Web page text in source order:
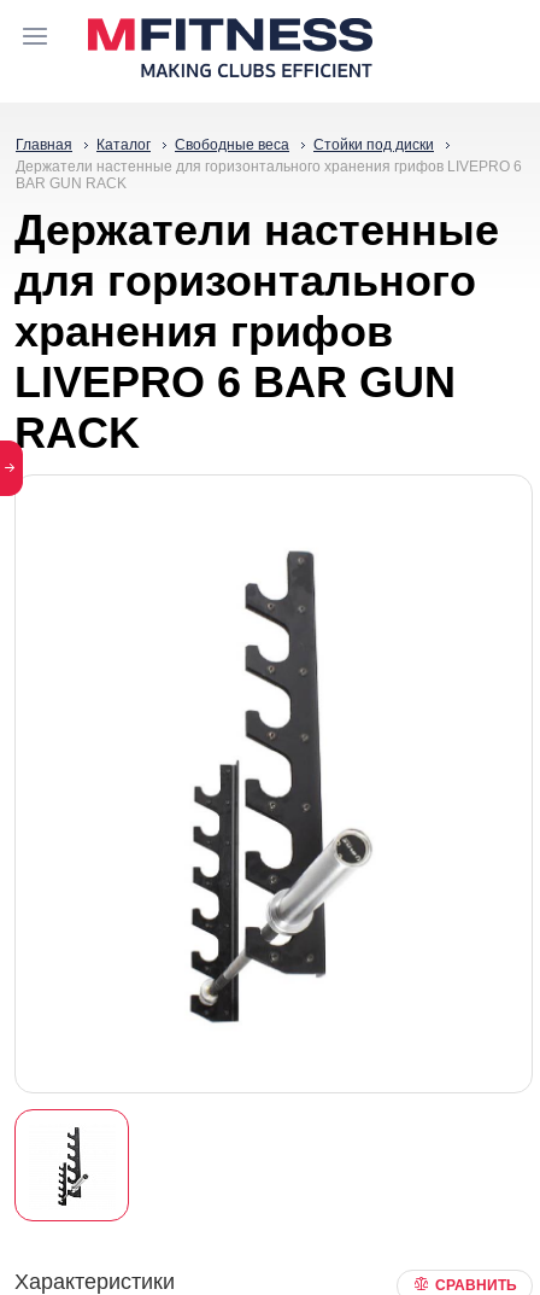
Главная Каталог Свободные веса
Стойки под диски
Держатели настенные для горизонтального хранения грифов LIVEPRO 6
BAR GUN RACK
Держатели настенные
для горизонтального
хранения грифов
LIVEPRO 6 BAR GUN
RACK
Характеристики СРАВНИТЬ